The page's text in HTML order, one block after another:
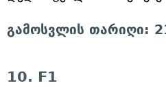
გამოსვლის თარიღი:
10. F1